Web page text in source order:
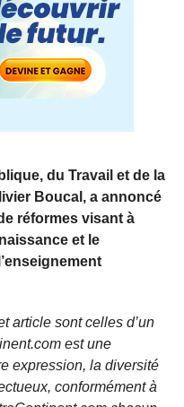
du Travail et de la
Boucal, a annoncé
réformes visant à
et le
article sont celles d’un
est une
expression, la diversité
conformément à